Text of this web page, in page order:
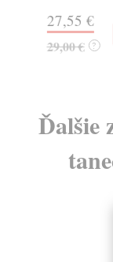
27,55 €
29,00 € ?
Ďalšie